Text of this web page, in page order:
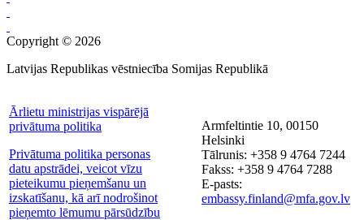
Copyright © 2026
Latvijas Republikas vēstniecība Somijas Republikā
Ārlietu ministrijas vispārējā
privātuma politika
Privātuma politika personas
datu apstrādei, veicot vīzu
pieteikumu pieņemšanu un
izskatīšanu, kā arī nodrošinot
pieņemto lēmumu pārsūdzību
Armfeltintie 10, 00150
Helsinki
Tālrunis: +358 9 4764 7244
Fakss: +358 9 4764 7288
E-pasts:
embassy.finland@mfa.gov.lv